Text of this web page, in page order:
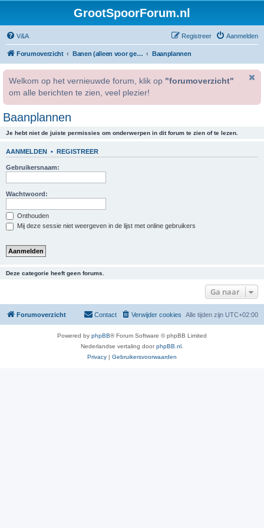
GrootSpoorForum.nl
V&A Aanmelden
Registreer
Forumoverzicht Banen (alleen voor geregistreerde gebruikers). Baanplannen
Welkom op het vernieuwde forum, klik op "forumoverzicht"
om alle berichten te zien, veel plezier!
Baanplannen
Je hebt niet de juiste permissies om onderwerpen in dit forum te zien of te lezen.
AANMELDEN • REGISTREER
Gebruikersnaam:
Wachtwoord:
Onthouden
Mij deze sessie niet weergeven in de lijst met online gebruikers
Deze categorie heeft geen forums.
Ga naar
Forumoverzicht Alle tijden zijn UTC+02:00
Verwijder cookies
Contact
Powered by phpBB® Forum Software © phpBB Limited
Nederlandse vertaling doorphpBB.nl
Privacy | Gebruikersvoorwaarden